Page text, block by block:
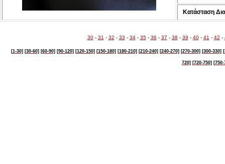
Κατάσταση
30- 31 - 32 - 33 - 34- 35- 36 - 37 - 38 - 39 - 40- 41 - 42 -
[1-30] [30-60] [60-90] [90-120] [120-150] [150-180] [180-210] [210-240] [240-270] [270-300] [300-330]
720] [720-750] [750-